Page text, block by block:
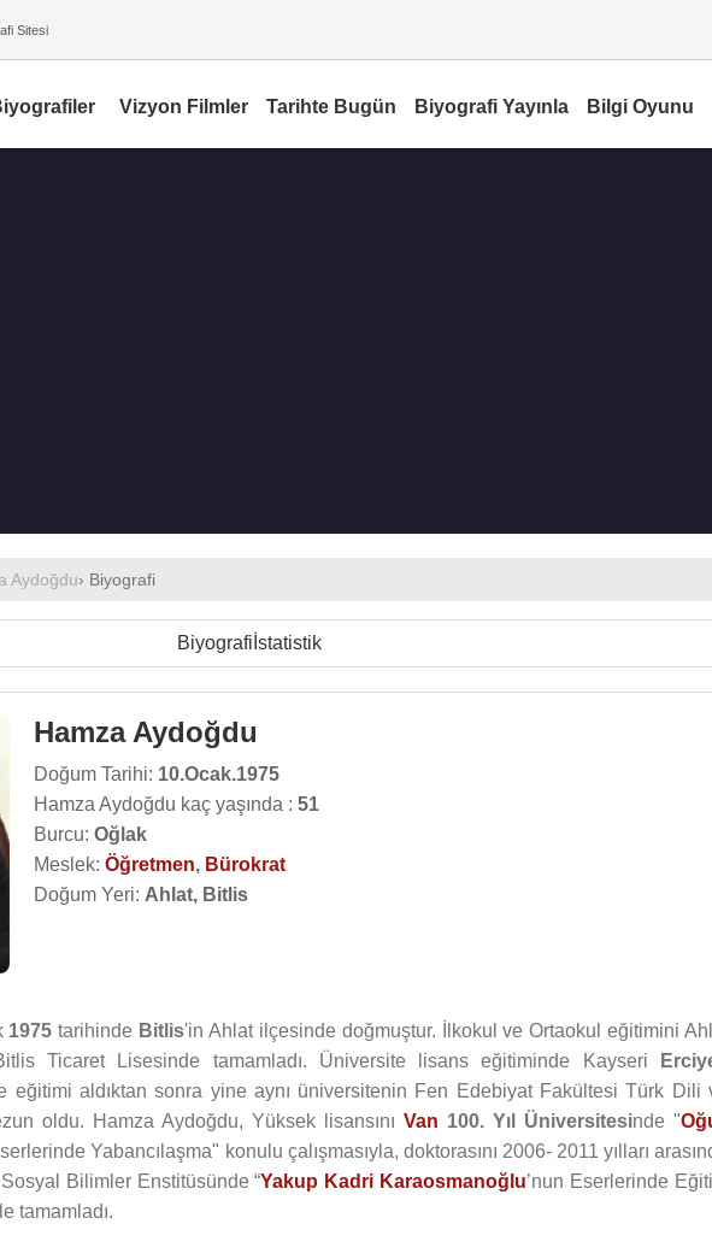
Sitesi
Vizyon Filmler Tarihte Bugün Biyografi Yayınla Bilgi Oyunu
Aydoğdu› Biyografi
Biyografi İstatistik
Hamza Aydoğdu
Doğum Tarihi: 10.Ocak.1975
Hamza Aydoğdu kaç yaşında : 51
Burcu: Oğlak
Meslek: Öğretmen, Bürokrat
Doğum Yeri: Ahlat, Bitlis
1975 tarihinde Bitlis'in Ahlat ilçesinde doğmuştur. İlkokul ve Ortaokul eğitimini
Ticaret Lisesinde tamamladı. Üniversite lisans eğitiminde Kayseri
eğitimi aldıktan sonra yine aynı üniversitenin Fen Edebiyat Fakültesi Türk Dili
oldu. Hamza Aydoğdu, Yüksek lisansını Van 100. Yıl Üniversitesinde "
Yabancılaşma" konulu çalışmasıyla, doktorasını 2006- 2011 yılları
Bilimler Enstitüsünde “Yakup Kadri Karaosmanoğlu’nun Eserlerinde
tamamladı.